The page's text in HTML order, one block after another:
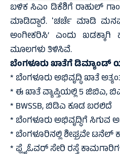
ಬಳಿಕ ಸಿಎಂ ಡಿಕೆಶಿಗೆ ರಾಹುಲ್‌
ಮಾಡಿದ್ದಾರೆ. ʻಚರ್ಚೆ ಮಾಡಿ
ಅಂಗೀಕರಿಸಿ’ ಎಂದು ಖಡಕ್ಕಾಗಿ
ಮೂಲಗಳು ತಿಳಿಸಿವೆ.
ಬೆಂಗಳೂರು ಖಾತೆಗೆ ಡಿಮ್ಯಾಂಡ್
* ಬೆಂಗಳೂರು ಅಭಿವೃದ್ಧಿ ಖಾತೆ
* ಈ ಖಾತೆ ವ್ಯಾಪ್ತಿಯಲ್ಲಿ 5 ಜಿಬಿಎ,
* BWSSB, ಬಿಡಿಎ ಕೂಡ ಬರಲಿದೆ
* ಬೆಂಗಳೂರು ಅಭಿವೃದ್ಧಿಗೆ ಸಿಗುವ
* ಬೆಂಗಳೂರಿನಲ್ಲಿ ಶೀಘ್ರವೇ
* ಫ್ಲೈಓವರ್‌ ಸೇರಿ ರಸ್ತೆ